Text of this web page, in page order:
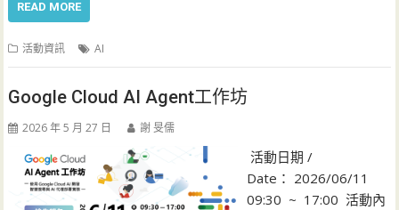
READ MORE
活動資訊 AI
Google Cloud AI Agent工作坊
2026 年 5 月 27 日 謝 旻儒
活動日期 /
Date： 2026/06/11
09:30 ~ 17:00 活動內